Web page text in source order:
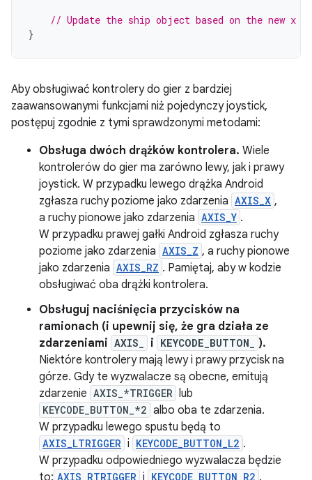
// Update the ship object based on the new x
}
Aby obsługiwać kontrolery do gier z bardziej
zaawansowanymi funkcjami niż pojedynczy joystick,
postępuj zgodnie z tymi sprawdzonymi metodami:
Obsługa dwóch drążków kontrolera. Wiele
kontrolerów do gier ma zarówno lewy, jak i prawy
joystick. W przypadku lewego drążka Android
zgłasza ruchy poziome jako zdarzenia AXIS_X ,
a ruchy pionowe jako zdarzenia AXIS_Y .
W przypadku prawej gałki Android zgłasza ruchy
poziome jako zdarzenia AXIS_Z , a ruchy pionowe
jako zdarzenia AXIS_RZ . Pamiętaj, aby w kodzie
obsługiwać oba drążki kontrolera.
Obsługuj naciśnięcia przycisków na
ramionach (i upewnij się, że gra działa ze
zdarzeniami AXIS_ i KEYCODE_BUTTON_
).
Niektóre kontrolery mają lewy i prawy przycisk na
górze. Gdy te wyzwalacze są obecne, emitują
zdarzenie AXIS_*TRIGGER lub
KEYCODE_BUTTON_*2 albo oba te zdarzenia.
W przypadku lewego spustu będą to
AXIS_LTRIGGER i KEYCODE_BUTTON_L2 .
W przypadku odpowiedniego wyzwalacza będzie
AXIS_RTRIGGER KEYCODE_BUTTON_R2